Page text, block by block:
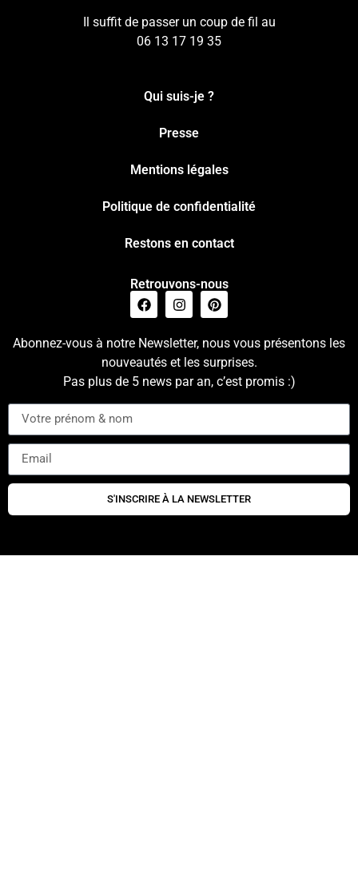
Il suffit de passer un coup de fil au
06 13 17 19 35
Qui suis-je ?
Presse
Mentions légales
Politique de confidentialité
Restons en contact
Retrouvons-nous
Abonnez-vous à notre Newsletter, nous vous présentons les
nouveautés et les surprises.
Pas plus de 5 news par an, c’est promis :)
S'INSCRIRE À LA NEWSLETTER